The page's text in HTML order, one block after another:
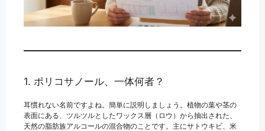
1. ポリコサノール、一体何者？
耳慣れない名前ですよね。簡単に説明しましょう。植物の葉や茎の
表面にある、ツルツルとしたワックス層（ロウ）から抽出された、
天然の脂肪族アルコールの混合物のことです。主にサトウキビ、米